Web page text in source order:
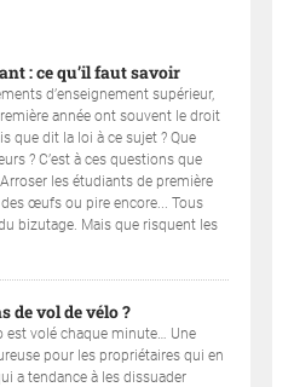
: ce qu’il faut savoir
d’enseignement supérieur,
année ont souvent le droit
que dit la loi à ce sujet ? Que
? C’est à ces questions que
les étudiants de première
des œufs ou pire encore... Tous
bizutage. Mais que risquent les
de vol de vélo ?
est volé chaque minute… Une
pour les propriétaires qui en
a tendance à les dissuader